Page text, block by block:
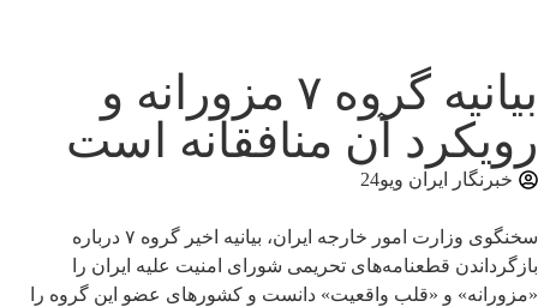
بیانیه گروه ۷ مزورانه و
رویکرد آن منافقانه است
خبرنگار ایران ویو24
سخنگوی وزارت امور خارجه ایران، بیانیه اخیر گروه ۷ درباره
بازگرداندن قطعنامه‌های تحریمی شورای امنیت علیه ایران را
«مزورانه» و «قلب واقعیت» دانست و کشورهای عضو این گروه را